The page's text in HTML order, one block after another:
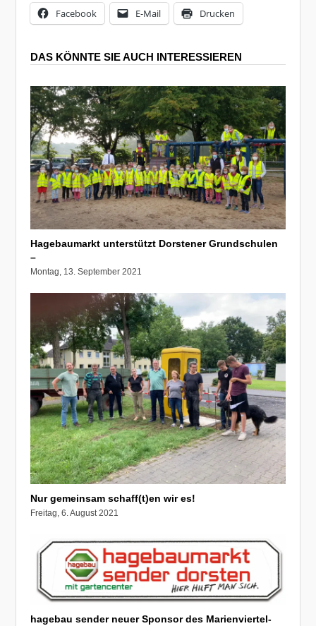
Facebook E-Mail Drucken
DAS KÖNNTE SIE AUCH INTERESSIEREN
Hagebaumarkt unterstützt Dorstener Grundschulen
–
Montag, 13. September 2021
Nur gemeinsam schaff(t)en wir es!
Freitag, 6. August 2021
hagebau sender neuer Sponsor des Marienviertel-